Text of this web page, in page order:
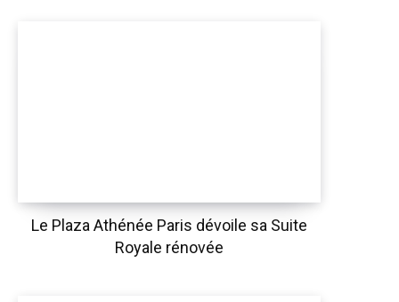
Le Plaza Athénée Paris dévoile sa Suite
Royale rénovée